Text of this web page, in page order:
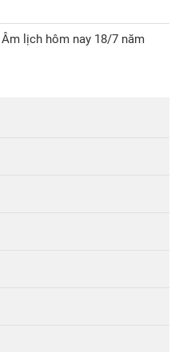
lịch hôm nay 18/7 năm